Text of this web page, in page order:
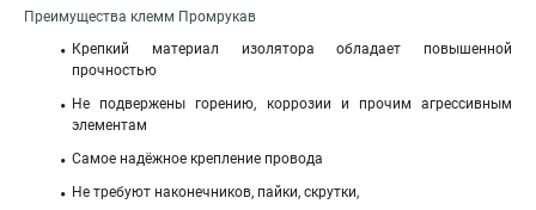
Преимущества клемм Промрукав
Крепкий материал изолятора обладает повышенной
прочностью
Не подвержены горению, коррозии и прочим агрессивным
элементам
Самое надёжное крепление провода
Не требуют наконечников, пайки, скрутки,